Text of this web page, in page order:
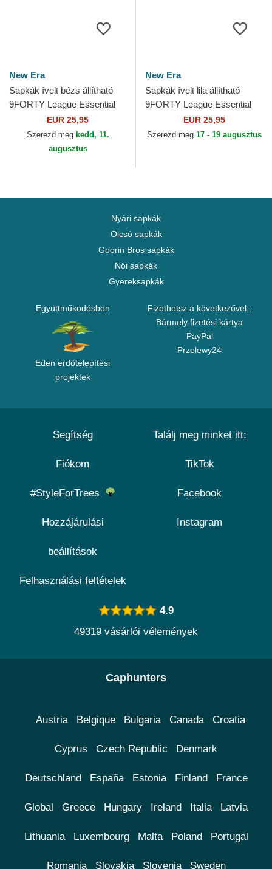
New Era
Sapkák ívelt bézs állítható
9FORTY League Essential
Los Angeles Dodgers MLB
New Era
EUR 25,95
Szerezd meg kedd, 11.
augusztus
New Era
Sapkák ívelt lila állítható
9FORTY League Essential
New York Yankees MLB New
Era
EUR 25,95
Szerezd meg 17 - 19 augusztus
Nyári sapkák
Olcsó sapkák
Goorin Bros sapkák
Női sapkák
Gyereksapkák
Együttműködésben
Eden erdőtelepítési
projektek
Fizethetsz a következővel::
Bármely fizetési kártya
PayPal
Przelewy24
Segítség
Fiókom
#StyleForTrees
Hozzájárulási
beállítások
Felhasználási feltételek
Találj meg minket itt:
TikTok
Facebook
Instagram
4.9
49319 vásárlói vélemények
Caphunters
Austria Belgique Bulgaria Canada Croatia
Cyprus Czech Republic Denmark
Deutschland España Estonia Finland France
Global Greece Hungary Ireland Italia Latvia
Lithuania Luxembourg Malta Poland Portugal
Romania Slovakia Slovenia Sweden